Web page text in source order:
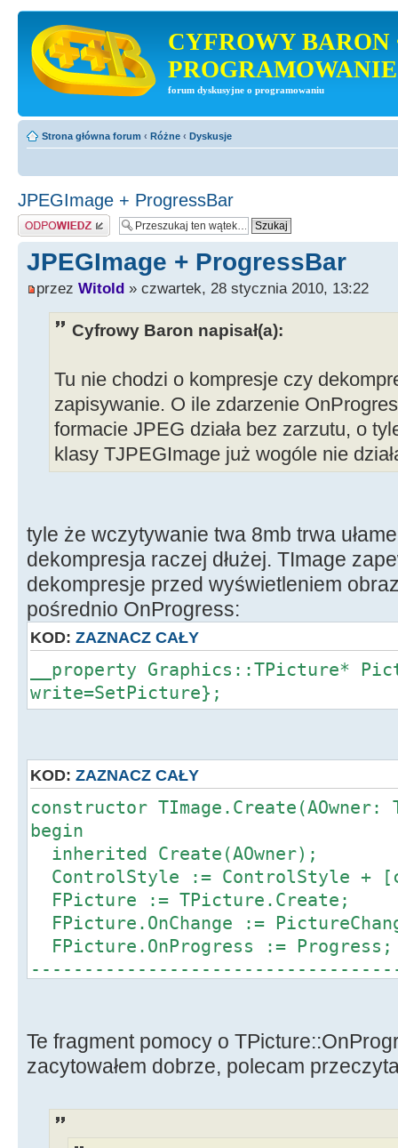
CYFROWY BARON
PROGRAMOWANIE
forum dyskusyjne o programowaniu
Strona główna forum ‹ Różne ‹ Dyskusje
JPEGImage + ProgressBar
Odpowiedz
JPEGImage + ProgressBar
przez Witold » czwartek, 28 stycznia 2010, 13:22
Cyfrowy Baron napisał(a):
Tu nie chodzi o kompresje czy
zapisywanie. O ile zdarzenie
formacie JPEG działa bez zarzutu, o
klasy TJPEGImage już wogóle nie
tyle że wczytywanie twa 8mb trwa
dekompresja raczej dłużej. TImage
dekompresje przed wyświetleniem
pośrednio OnProgress:
KOD: ZAZNACZ CAŁY
__property Graphics::TPicture*
write=SetPicture};
KOD: ZAZNACZ CAŁY
constructor TImage.Create(AOwner:
begin
inherited Create(AOwner);
ControlStyle := ControlStyle +
FPicture := TPicture.Create;
FPicture.OnChange :=
FPicture.OnProgress :=
Width := 105;
end;
Te fragment pomocy o
zacytowałem dobrze, polecam